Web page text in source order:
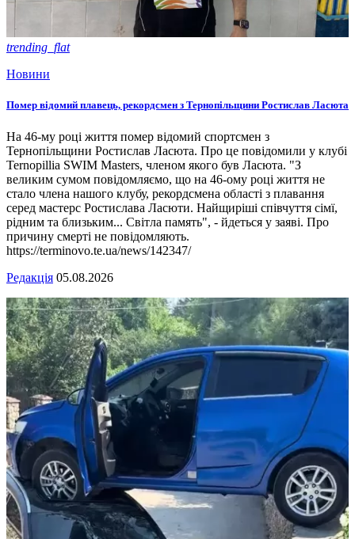
trending_flat
Новини
Помер відомий плавець, рекордсмен з Тернопільщини Ростислав Ласюта
На 46-му році життя помер відомий спортсмен з
Тернопільщини Ростислав Ласюта. Про це повідомили у клубі
Ternopillia SWIM Masters, членом якого був Ласюта. "З
великим сумом повідомляємо, що на 46-ому році життя не
стало члена нашого клубу, рекордсмена області з плавання
серед мастерс Ростислава Ласюти. Найщиріші співчуття сімї,
рідним та близьким... Світла память", - йдеться у заяві. Про
причину смерті не повідомляють.
https://terminovo.te.ua/news/142347/
Редакція 05.08.2026